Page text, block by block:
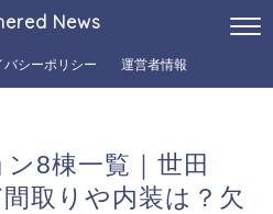
News
バシーポリシー 運営者情報
8棟一覧｜世田
取りや内装は？欠